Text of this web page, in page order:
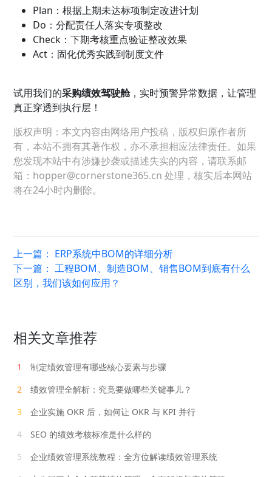
Plan：根据上期未达标项制定改进计划
Do：分配责任人落实专项整改
Check：下期考核重点验证整改效果
Act：固化优秀实践到制度文件
试用我们的采购绩效驾驶舱，实时预警异常数据，让管理
真正穿透到执行层！
版权声明：本文内容由网络用户投稿，版权归原作者所
有，本站不拥有其著作权，亦不承担相应法律责任。如果
您发现本站中有涉嫌抄袭或描述失实的内容，请联系邮
箱：hopper@cornerstone365.cn 处理，核实后本网站
将在24小时内删除。
上一篇： ERP系统中BOM的详细分析
下一篇：工程BOM、制造BOM、销售BOM到底有什么
区别，我们该如何应用？
相关文章推荐
1
制定绩效管理有哪些核心要素与步骤
2
绩效管理全解析：究竟要做哪些关键事儿？
3
企业实施 OKR 后，如何让 OKR 与 KPI 并行
4
SEO 的绩效考核标准是什么样的
5
企业绩效管理系统教程：全方位解读绩效管理系统